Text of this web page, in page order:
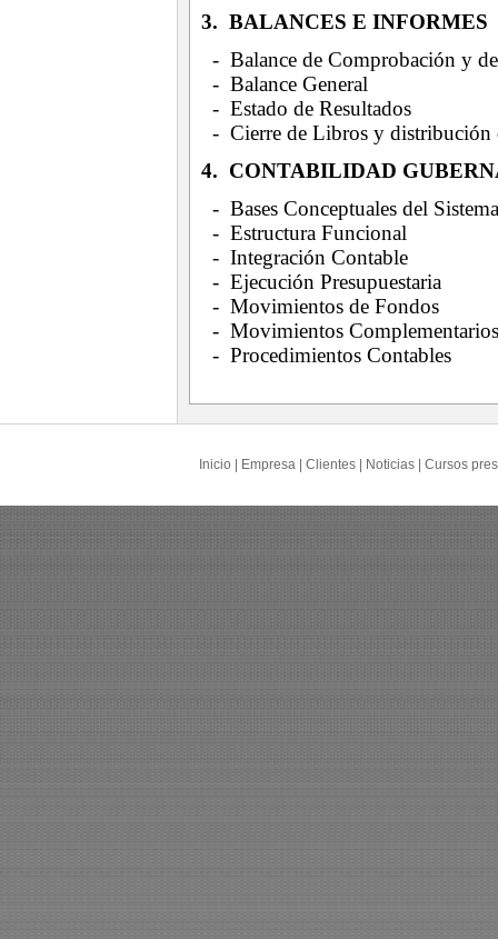
3. BALANCES E INFORMES
- Balance de Comprobación y
- Balance General
- Estado de Resultados
- Cierre de Libros y distribución
4. CONTABILIDAD
- Bases Conceptuales del
- Estructura Funcional
- Integración Contable
- Ejecución Presupuestaria
- Movimientos de Fondos
- Movimientos
- Procedimientos Contables
Inicio Empresa Clientes Noticias Cursos